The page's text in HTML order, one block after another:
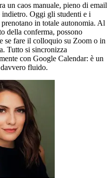
un caos manuale, pieno di email
indietro. Oggi gli studenti e i
in totale autonomia. Al
della conferma, possono
se fare il colloquio su Zoom o in
Tutto si sincronizza
con Google Calendar: è un
davvero fluido.